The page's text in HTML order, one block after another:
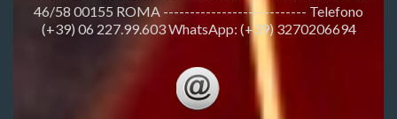
46/58 00155 ROMA --------------------------- Telefono
(+39) 06 227.99.603 WhatsApp: (+39) 3270206694